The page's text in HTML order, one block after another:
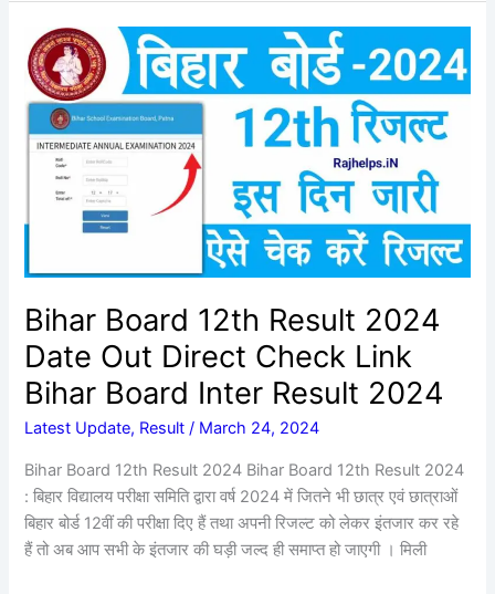
Bihar Board 12th Result 2024
Date Out Direct Check Link
Bihar Board Inter Result 2024
Latest Update, Result / March 24, 2024
Bihar Board 12th Result 2024 Bihar Board 12th Result 2024
: बिहार विद्यालय परीक्षा समिति द्वारा वर्ष 2024 में जितने भी छात्र एवं छात्राओं
बिहार बोर्ड 12वीं की परीक्षा दिए हैं तथा अपनी रिजल्ट को लेकर इंतजार कर रहे
हैं तो अब आप सभी के इंतजार की घड़ी जल्द ही समाप्त हो जाएगी । मिली
Bihar
Board
12th
Result
2024
Date
Direct
Link
Bihar
Board
Inter
Result
2024